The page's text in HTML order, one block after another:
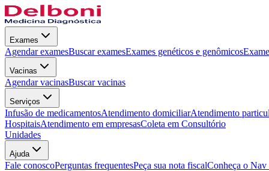
Exames
Agendar examesBuscar examesExames genéticos e genômicos
Vacinas
Agendar vacinasBuscar vacinas
Serviços
Infusão de medicamentosAtendimento domiciliarAtendimento
HospitaisAtendimento em empresasColeta em Consultório
Unidades
Ajuda
Fale conoscoPerguntas frequentesPeça sua nota fiscalConheça o Nav